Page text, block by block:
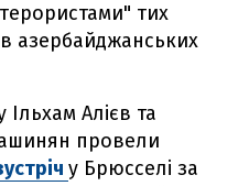
тих
азербайджанських
Алієв та
провели
у Брюсселі за